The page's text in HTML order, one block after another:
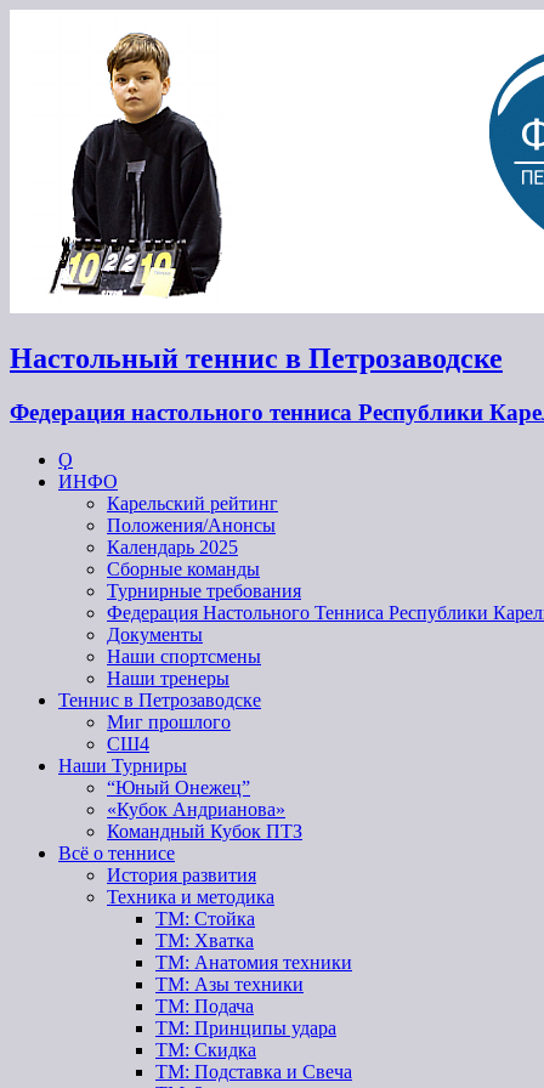
Настольный теннис в Петрозаводске
Федерация настольного тенниса Республики
Ϙ
ИНФО
Карельский рейтинг
Положения/Анонсы
Календарь 2025
Сборные команды
Турнирные требования
Федерация Настольного Тенниса Республики
Документы
Наши спортсмены
Наши тренеры
Теннис в Петрозаводске
Миг прошлого
СШ4
Наши Турниры
“Юный Онежец”
«Кубок Андрианова»
Командный Кубок ПТЗ
Всё о теннисе
История развития
Техника и методика
ТМ: Стойка
ТМ: Хватка
ТМ: Анатомия техники
ТМ: Азы техники
ТМ: Подача
ТМ: Принципы удара
ТМ: Скидка
ТМ: Подставка и Свеча